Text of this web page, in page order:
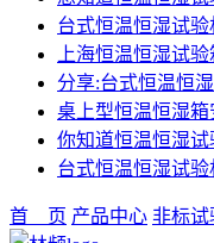
台式恒温恒湿试
上海恒温恒湿试
分享:台式恒温恒
桌上型恒温恒湿箱
你知道恒温恒湿试
台式恒温恒湿试
首 页 产品中心 非标试